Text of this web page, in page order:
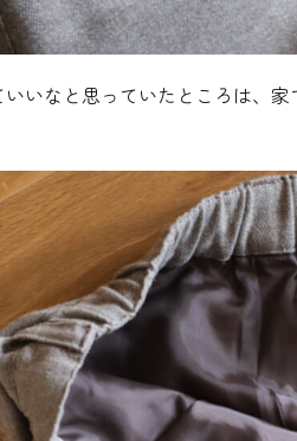
いなと思っていたところは、